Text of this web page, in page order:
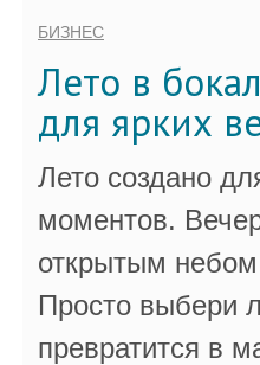
БИЗНЕС
Лето в
для ярких
Лето создано
моментов.
открытым
Просто выбери
превратится в